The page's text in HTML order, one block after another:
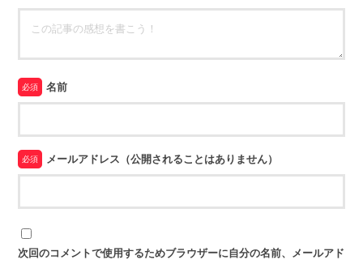
必須 名前
必須 メールアドレス（公開されることはありません）
次回のコメントで使用するためブラウザーに自分の名前、メールアド